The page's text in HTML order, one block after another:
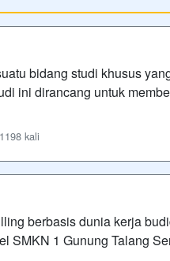
bidang studi khusus
ini dirancang untuk
kali
berbasis dunia kerja
SMKN 1 Gunung Talang